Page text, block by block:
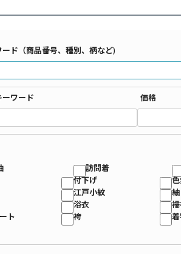
江戸小紋
ード（商品番号、種別、柄など)
ーワード 価格
訪問着
付下げ
色
江戸小紋
紬
浴衣
襦
ト
袴
着